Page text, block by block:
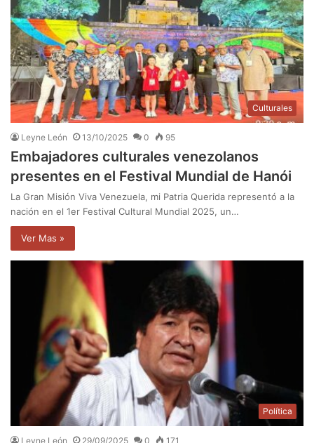
Culturales
Leyne León 13/10/2025 0 95
Embajadores culturales venezolanos
presentes en el Festival Mundial de Hanói
La Gran Misión Viva Venezuela, mi Patria Querida representó a la
nación en el 1er Festival Cultural Mundial 2025, un…
Ver Mas »
Política
Leyne León 29/09/2025 0 171